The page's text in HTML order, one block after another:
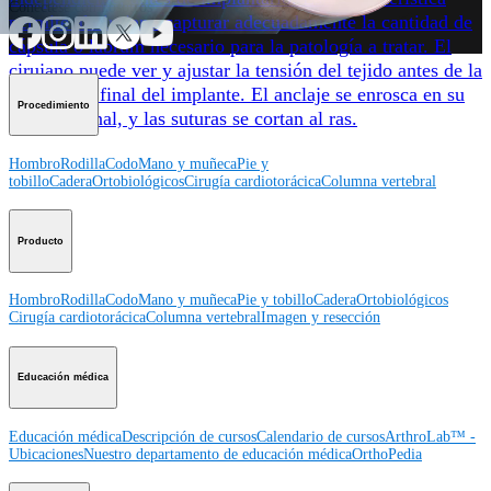
permite al cirujano capturar adecuadamente la cantidad de
cápsula o labrum necesario para la patología a tratar. El
cirujano puede ver y ajustar la tensión del tejido antes de la
colocación final del implante. El anclaje se enrosca en su
posición final, y las suturas se cortan al ras.
Conéctese con nosotros
Procedimiento
HombroRodillaCodoMano y muñecaPie y
tobilloCaderaOrtobiológicosCirugía cardiotorácicaColumna vertebral
Producto
HombroRodillaCodoMano y muñecaPie y tobilloCaderaOrtobiológicos
Cirugía cardiotorácicaColumna vertebralImagen y resección
Educación médica
Educación médicaDescripción de cursosCalendario de cursosArthroLab™ -
UbicacionesNuestro departamento de educación médicaOrthoPedia